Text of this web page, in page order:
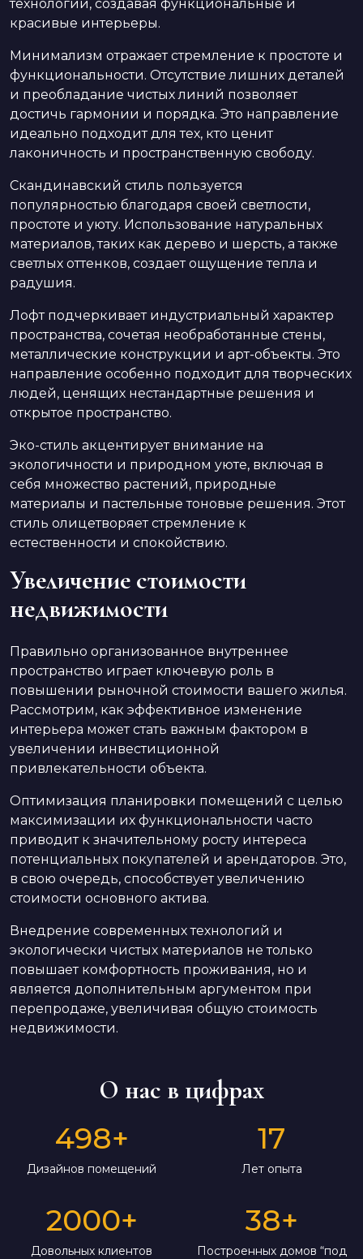
технологии, создавая функциональные и
красивые интерьеры.
Минимализм отражает стремление к простоте и
функциональности. Отсутствие лишних деталей
и преобладание чистых линий позволяет
достичь гармонии и порядка. Это направление
идеально подходит для тех, кто ценит
лаконичность и пространственную свободу.
Скандинавский стиль пользуется
популярностью благодаря своей светлости,
простоте и уюту. Использование натуральных
материалов, таких как дерево и шерсть, а также
светлых оттенков, создает ощущение тепла и
радушия.
Лофт подчеркивает индустриальный характер
пространства, сочетая необработанные стены,
металлические конструкции и арт-объекты. Это
направление особенно подходит для творческих
людей, ценящих нестандартные решения и
открытое пространство.
Эко-стиль акцентирует внимание на
экологичности и природном уюте, включая в
себя множество растений, природные
материалы и пастельные тоновые решения. Этот
стиль олицетворяет стремление к
естественности и спокойствию.
Увеличение стоимости
недвижимости
Правильно организованное внутреннее
пространство играет ключевую роль в
повышении рыночной стоимости вашего жилья.
Рассмотрим, как эффективное изменение
интерьера может стать важным фактором в
увеличении инвестиционной
привлекательности объекта.
Оптимизация планировки помещений с целью
максимизации их функциональности часто
приводит к значительному росту интереса
потенциальных покупателей и арендаторов. Это,
в свою очередь, способствует увеличению
стоимости основного актива.
Внедрение современных технологий и
экологически чистых материалов не только
повышает комфортность проживания, но и
является дополнительным аргументом при
перепродаже, увеличивая общую стоимость
недвижимости.
О нас в цифрах
498+
Дизайнов помещений
17
Лет опыта
2000+
Довольных клиентов
38+
Построенных домов “под